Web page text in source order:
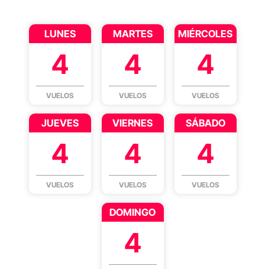
LUNES
4
VUELOS
MARTES
4
VUELOS
MIÉRCOLES
4
VUELOS
JUEVES
4
VUELOS
VIERNES
4
VUELOS
SÁBADO
4
VUELOS
DOMINGO
4